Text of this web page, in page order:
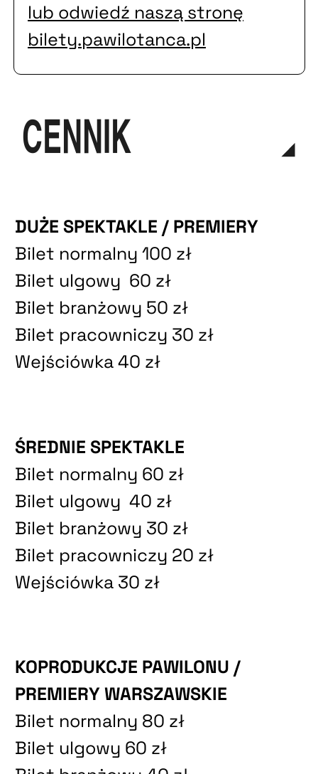
lub odwiedź naszą stronę
bilety.pawilotanca.pl
cennik
ŚREDNIE SPEKTAKLE
Bilet normalny 60 zł
Bilet ulgowy 40 zł
Bilet branżowy 30 zł
Bilet pracowniczy 20 zł
Wejściówka 30 zł
DUŻE SPEKTAKLE / PREMIERY
Bilet normalny 100 zł
Bilet ulgowy 60 zł
Bilet branżowy 50 zł
Bilet pracowniczy 30 zł
Wejściówka 40 zł
KOPRODUKCJE PAWILONU /
PREMIERY WARSZAWSKIE
Bilet normalny 80 zł
Bilet ulgowy 60 zł